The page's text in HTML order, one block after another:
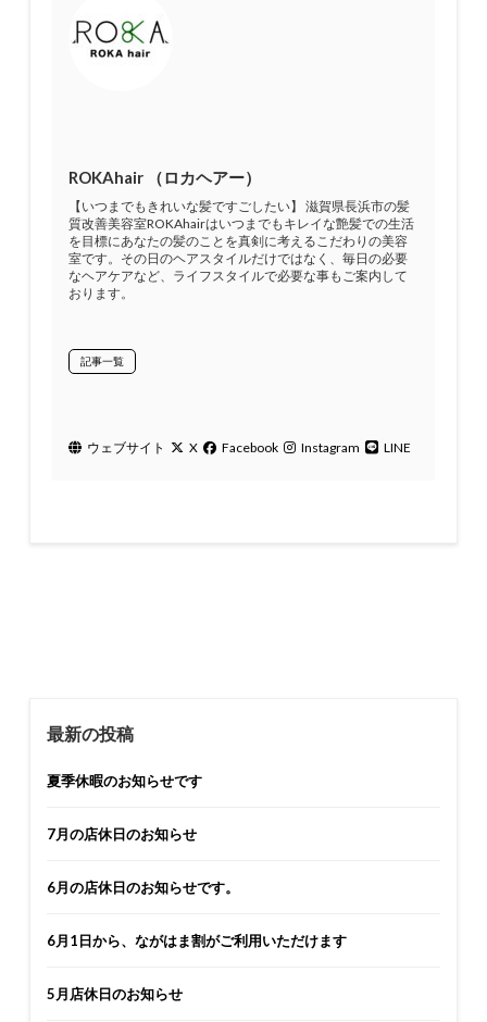
ROKAhair （ロカヘアー）
【いつまでもきれいな髪ですごしたい】 滋賀県長浜市の髪
質改善美容室ROKAhairはいつまでもキレイな艶髪での生活
を目標にあなたの髪のことを真剣に考えるこだわりの美容
室です。その日のヘアスタイルだけではなく、毎日の必要
なヘアケアなど、ライフスタイルで必要な事もご案内して
おります。
記事一覧
ウェブサイト X Facebook Instagram LINE
最新の投稿
夏季休暇のお知らせです
7月の店休日のお知らせ
6月の店休日のお知らせです。
6月1日から、ながはま割がご利用いただけます
5月店休日のお知らせ